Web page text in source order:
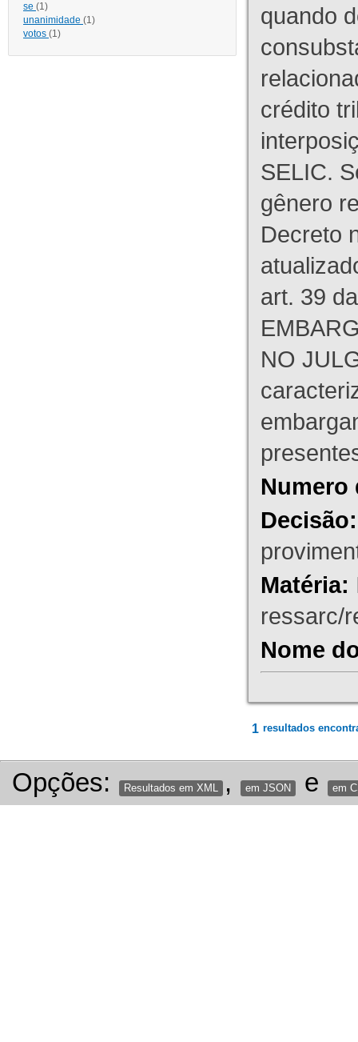
se (1)
unanimidade (1)
votos (1)
quando
crédito
SELIC.
gênero
Decreto
art. 39
NO
Numero
Decisão:
Matéria:
ressarc/
Nome
1 resultados
Opções: Resultados em XML , em JSON e em